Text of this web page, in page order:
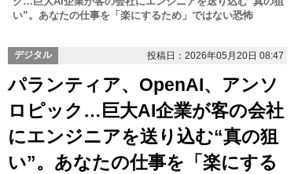
い”。あなたの仕事を「楽にするため」ではない恐怖
デジタル 投稿日：2026年05月20日 08:47
パランティア、OpenAI、アンソ
ロピック…巨大AI企業が客の会社
にエンジニアを送り込む“真の狙
い”。あなたの仕事を「楽にする